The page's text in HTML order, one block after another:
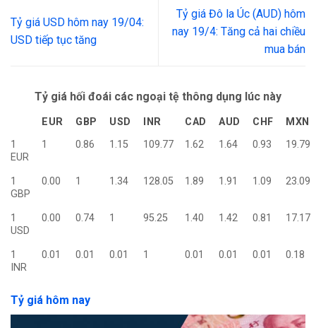
Tỷ giá USD hôm nay 19/04:
USD tiếp tục tăng
Tỷ giá Đô la Úc (AUD) hôm
nay 19/4: Tăng cả hai chiều
mua bán
Tỷ giá hối đoái các ngoại tệ thông dụng lúc này
EUR GBP USD INR CAD AUD CHF
MXN
1
EUR
1 0.86 1.15 109.77 1.62 1.64 0.93 19.79
1
GBP
0.00 1 1.34 128.05 1.89 1.91 1.09 23.09
1
USD
0.00 0.74 1 95.25 1.40 1.42 0.81 17.17
1
INR
0.01 0.01 0.01 1 0.01 0.01 0.01 0.18
Tỷ giá hôm nay